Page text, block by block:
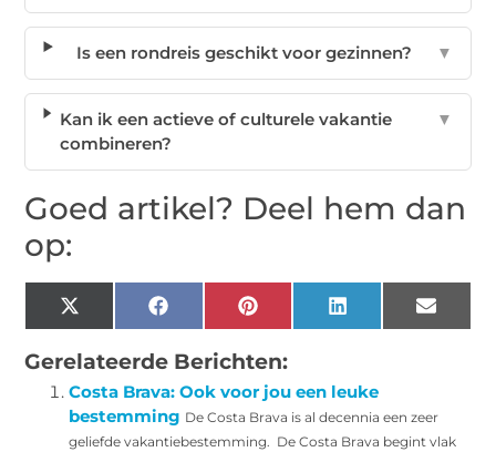
Is een rondreis geschikt voor gezinnen? ▼
Kan ik een actieve of culturele vakantie
combineren?
▼
Goed artikel? Deel hem dan
op:
X
(Twitter)
Facebook Pinterest LinkedIn Email
Gerelateerde Berichten:
Costa Brava: Ook voor jou een leuke
bestemming De Costa Brava is al decennia een zeer
geliefde vakantiebestemming. De Costa Brava begint vlak